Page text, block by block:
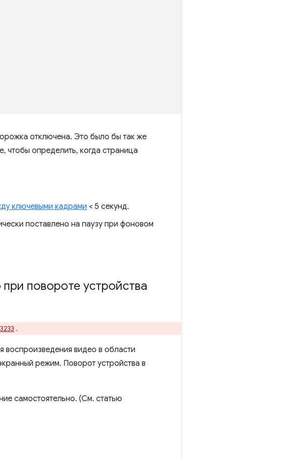
отключена. Это было бы так же
чтобы определить, когда страница
ключевыми кадрами < 5 секунд.
поставлено на паузу при фоновом
повороте устройства
.
воспроизведения видео в области
режим. Поворот устройства в
самостоятельно. (См. статью